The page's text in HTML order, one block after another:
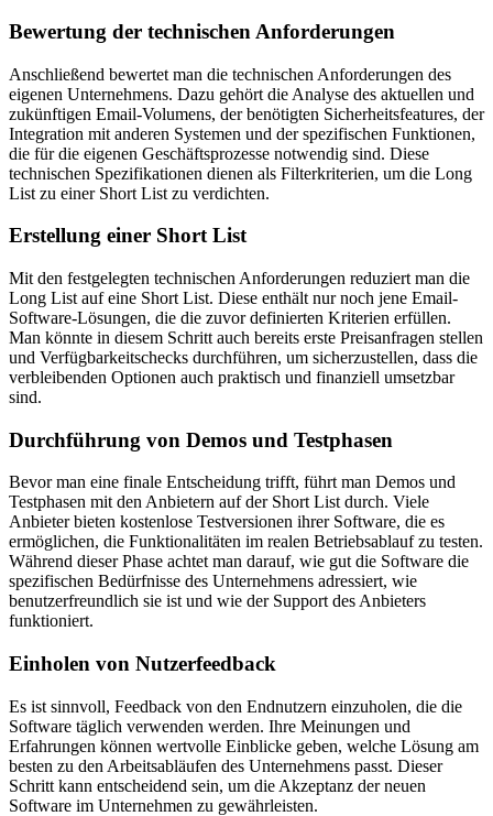
Bewertung der technischen Anforderungen
Anschließend bewertet man die technischen Anforderungen des
eigenen Unternehmens. Dazu gehört die Analyse des aktuellen und
zukünftigen Email-Volumens, der benötigten Sicherheitsfeatures, der
Integration mit anderen Systemen und der spezifischen Funktionen,
die für die eigenen Geschäftsprozesse notwendig sind. Diese
technischen Spezifikationen dienen als Filterkriterien, um die Long
List zu einer Short List zu verdichten.
Erstellung einer Short List
Mit den festgelegten technischen Anforderungen reduziert man die
Long List auf eine Short List. Diese enthält nur noch jene Email-
Software-Lösungen, die die zuvor definierten Kriterien erfüllen.
Man könnte in diesem Schritt auch bereits erste Preisanfragen stellen
und Verfügbarkeitschecks durchführen, um sicherzustellen, dass die
verbleibenden Optionen auch praktisch und finanziell umsetzbar
sind.
Durchführung von Demos und Testphasen
Bevor man eine finale Entscheidung trifft, führt man Demos und
Testphasen mit den Anbietern auf der Short List durch. Viele
Anbieter bieten kostenlose Testversionen ihrer Software, die es
ermöglichen, die Funktionalitäten im realen Betriebsablauf zu testen.
Während dieser Phase achtet man darauf, wie gut die Software die
spezifischen Bedürfnisse des Unternehmens adressiert, wie
benutzerfreundlich sie ist und wie der Support des Anbieters
funktioniert.
Einholen von Nutzerfeedback
Es ist sinnvoll, Feedback von den Endnutzern einzuholen, die die
Software täglich verwenden werden. Ihre Meinungen und
Erfahrungen können wertvolle Einblicke geben, welche Lösung am
besten zu den Arbeitsabläufen des Unternehmens passt. Dieser
Schritt kann entscheidend sein, um die Akzeptanz der neuen
Software im Unternehmen zu gewährleisten.